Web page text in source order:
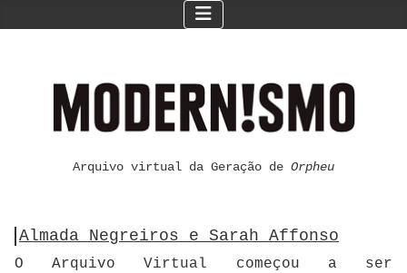
Arquivo virtual da Geração de Orpheu
Almada Negreiros e Sarah Affonso
O Arquivo Virtual começou a ser